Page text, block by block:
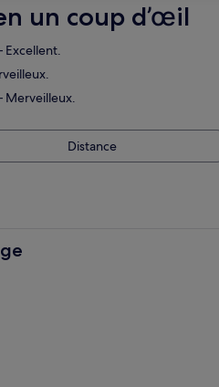
un coup d’œil
Excellent.
Merveilleux.
Distance